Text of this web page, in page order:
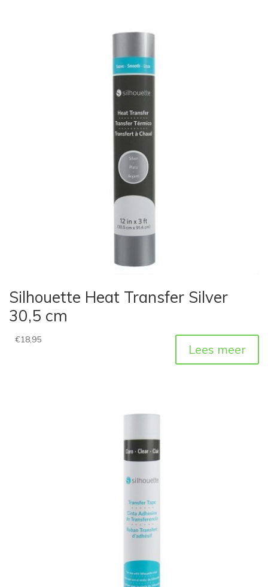
Silhouette Heat Transfer Silver
30,5 cm
€18,95
Lees meer